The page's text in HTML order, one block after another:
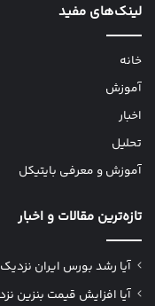
لینک‌های مفید
خانه
آموزش
اخبار
تحلیل
آموزش و معرفی بایتیکل
تازه‌ترین مقالات و اخبار
آیا رشد بورس ایران
آیا افزایش قیمت بنزین